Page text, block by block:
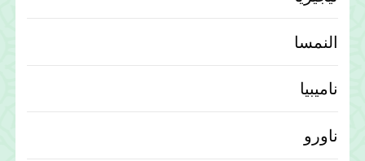
النمسا
ناميبيا
ناورو